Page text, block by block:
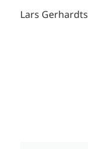
Lars Gerhardts